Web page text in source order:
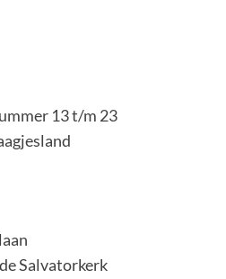
13 t/m 23
Salvatorkerk